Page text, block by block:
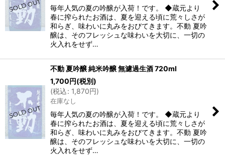
毎年人気の夏の吟醸が入荷！です。 ◆蔵元より
春に搾られたお酒は、夏を迎える頃に荒々しさが
和らぎ、味わいに丸みをおびてきます。不動 夏吟
醸は、そのフレッシュな味わいを大切に、一切の
火入れをせず…
不動 夏吟醸 純米吟醸 無濾過生酒 720ml
1,700円(税別)
(税込: 1,870円)
在庫なし
毎年人気の夏の吟醸が入荷！です。 ◆蔵元より
春に搾られたお酒は、夏を迎える頃に荒々しさが
和らぎ、味わいに丸みをおびてきます。不動 夏吟
醸は、そのフレッシュな味わいを大切に、一切の
火入れをせず…